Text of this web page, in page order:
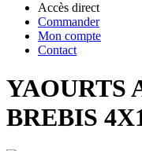
Accès direct
Commander
Mon compte
Contact
YAOURTS
BREBIS